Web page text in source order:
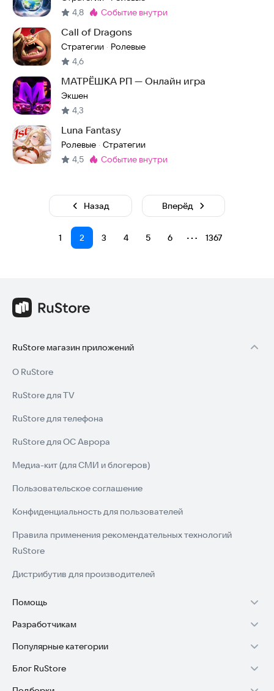
4,8 Метка:
событие внутри
Call of Dragons
Стратегии · Ролевые
4,6
МАТРЁШКА РП — Онлайн игра
Экшен
4,3
Luna Fantasy
Ролевые · Стратегии
4,5 Метка:
событие внутри
Назад
1 2 3 4 5 6 ⋯ 1367
Вперёд
RuStore магазин приложений
О RuStore
RuStore для TV
RuStore для телефона
RuStore для ОС Аврора
Медиа-кит (для СМИ и блогеров)
Пользовательское соглашение
Конфиденциальность для пользователей
Правила применения рекомендательных технологий
RuStore
Дистрибутив для производителей
Помощь
Установка RuStore на TV
Установка RuStore на телефон
Установка RuStore в машину
Разработчикам
Зарабатывать с RuStore
Стать разработчиком
Популярные категории
Игры для Android
Блог RuStore